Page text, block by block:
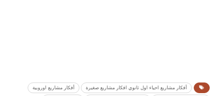
أفكار مشاريع احياء اول ثانوي افكار مشاريع صغيرة أفكار مشاريع اوروبية